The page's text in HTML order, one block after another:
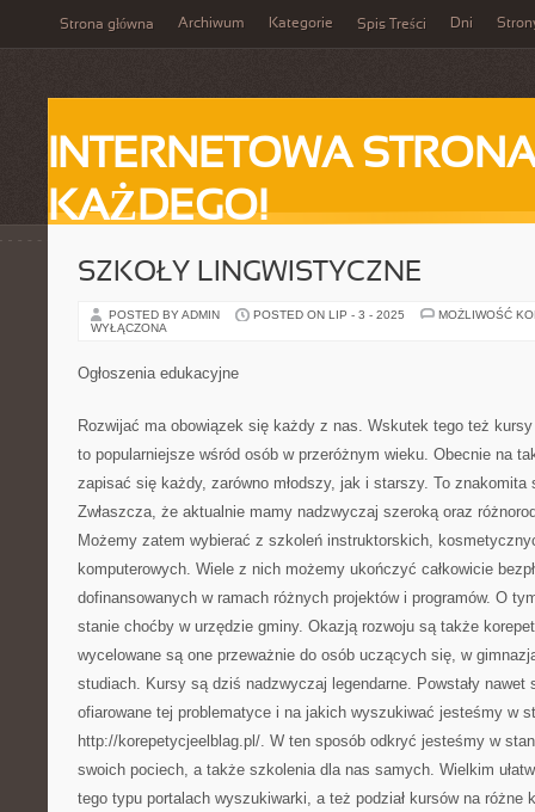
Strona główna Archiwum Kategorie Spis Treści Dni
INTERNETOWA
KAŻDEGO!
SZKOŁY LINGWISTYCZNE
POSTED BY ADMIN POSTED ON LIP - 3 - 2025
MOŻLIWOŚĆ
WYŁĄCZONA
Ogłoszenia edukacyjne
Rozwijać ma obowiązek się każdy z nas. Wskutek tego też
to popularniejsze wśród osób w przeróżnym wieku. Obecnie na
zapisać się każdy, zarówno młodszy, jak i starszy. To znakomita
Zwłaszcza, że aktualnie mamy nadzwyczaj szeroką oraz
Możemy zatem wybierać z szkoleń instruktorskich,
komputerowych. Wiele z nich możemy ukończyć całkowicie
dofinansowanych w ramach różnych projektów i programów. O
stanie choćby w urzędzie gminy. Okazją rozwoju są także
wycelowane są one przeważnie do osób uczących się, w
studiach. Kursy są dziś nadzwyczaj legendarne. Powstały nawet
ofiarowane tej problematyce i na jakich wyszukiwać jesteśmy w
http://korepetycjeelblag.pl/. W ten sposób odkryć jesteśmy w
swoich pociech, a także szkolenia dla nas samych. Wielkim
tego typu portalach wyszukiwarki, a też podział kursów na różne